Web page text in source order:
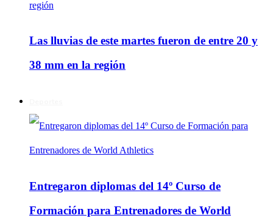
Las lluvias de este martes fueron de entre 20 y
38 mm en la región
Entregaron diplomas del 14º Curso de
Formación para Entrenadores de World